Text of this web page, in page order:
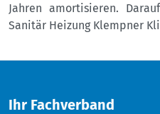
Jahren amortisieren.
Sanitär Heizung Klempner
Ihr Fachverband